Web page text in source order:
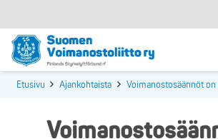
Etusivu Ajankohtaista Voimanostosäännöt